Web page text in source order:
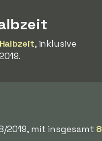
, inklusive
2019, mit insgesamt 8